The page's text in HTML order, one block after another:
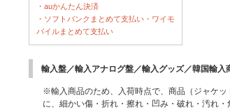
・auかんたん決済
・ソフトバンクまとめて支払い・ワイモ
バイルまとめて支払い
輸入盤／輸入アナログ盤／輸入グッズ／韓国輸入
※輸入商品のため、入荷時点で、商品（ジャケッ
に、細かい傷・折れ・擦れ・凹み・破れ・汚れ